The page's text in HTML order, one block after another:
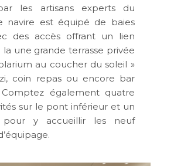
les artisans experts du
navire est équipé de baies
des accès offrant un lien
la une grande terrasse privée
au coucher du soleil »
coin repas ou encore bar
Comptez également quatre
sur le pont inférieur et un
pour y accueillir les neuf